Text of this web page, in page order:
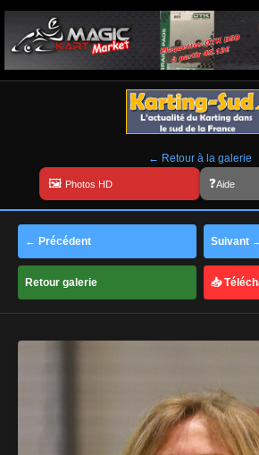
← Retour à la galerie
Aide
← Précédent Suivant
Retour galerie 📥